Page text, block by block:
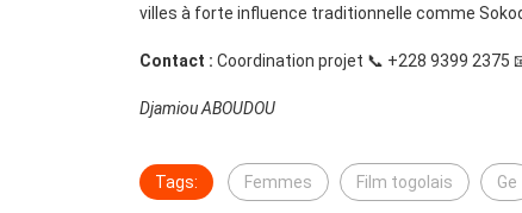
villes à forte influence traditionnelle comme
Contact : Coordination projet 📞 +228 9399 2375
Djamiou ABOUDOU
Tags: Femmes Film togolais Ge